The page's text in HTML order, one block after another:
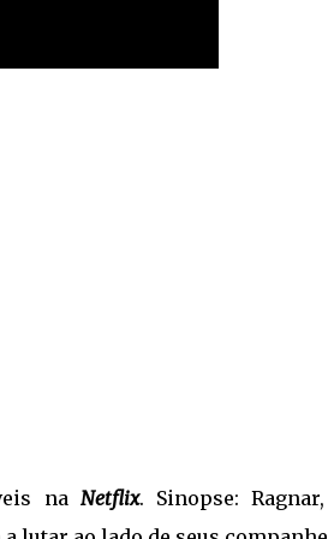
na Netflix. Sinopse: